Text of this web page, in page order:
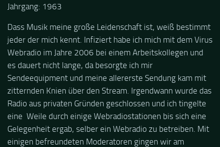
Jahrgang: 1963
Dass Musik meine große Leidenschaft ist, weiß bestimmt
jeder der mich kennt. Infiziert habe ich mich mit dem Virus
Webradio im Jahre 2006 bei einem Arbeitskollegen und
es dauert nicht lange, da besorgte ich mir
Sendeequipment und meine allererste Sendung kam mit
zitternden Knien über den Stream. Irgendwann wurde das
Radio aus privaten Gründen geschlossen und ich tingelte
eine Weile durch einige Webradiostationen bis sich eine
Gelegenheit ergab, selber ein Webradio zu betreiben. Mit
einigen befreundeten Moderatoren gingen wir am